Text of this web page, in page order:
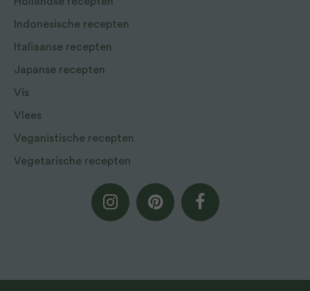
Indonesische recepten
Italiaanse recepten
Japanse recepten
Vis
Vlees
Veganistische recepten
Vegetarische recepten